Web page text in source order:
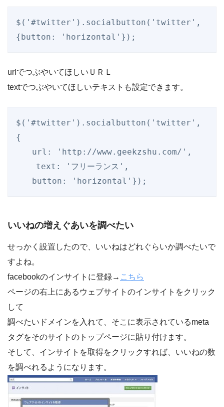
$('#twitter').socialbutton('twitter',
{button: 'horizontal'});
urlでつぶやいてほしいＵＲＬ
textでつぶやいてほしいテキストも設定できます。
$('#twitter').socialbutton('twitter',
{
url: 'http://www.geekzshu.com/',
button: 'horizontal'});
いいねの増えぐあいを調べたい
せっかく設置したので、いいねはどれぐらいか調べたいで
すよね。
facebookのインサイトに登録→ こちら
ページの右上にあるウェブサイトのインサイトをクリック
して
調べたいドメインを入れて、そこに表示されているmeta
タグをそのサイトのトップページに貼り付けます。
そして、インサイトを取得をクリックすれば、いいねの数
を調べれるようになります。